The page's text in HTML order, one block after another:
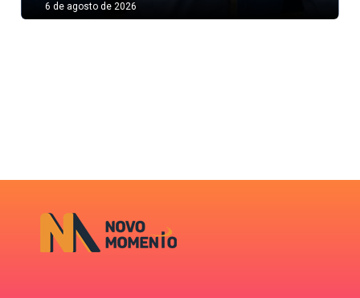
6 de agosto de 2026